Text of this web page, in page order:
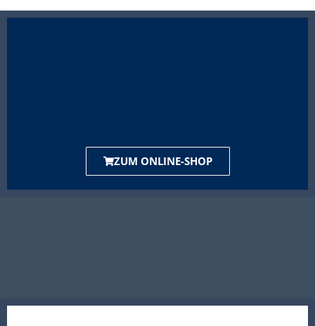
ZUM ONLINE-SHOP